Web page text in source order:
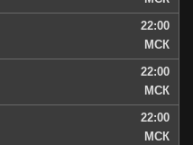
22:00
МСК
22:00
МСК
22:00
МСК